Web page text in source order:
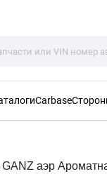
Carbase
GANZ аэр